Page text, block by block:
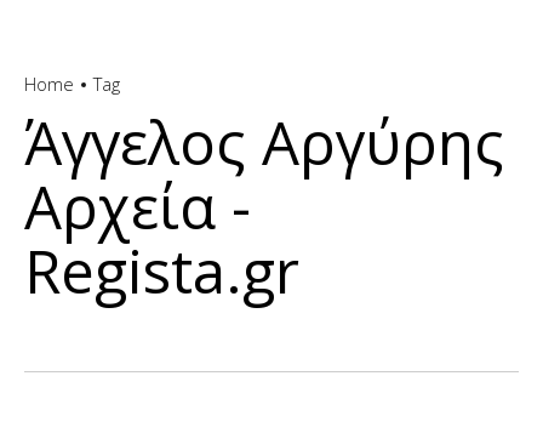
Home Tag
Άγγελος Αργύρης
Αρχεία -
Regista.gr